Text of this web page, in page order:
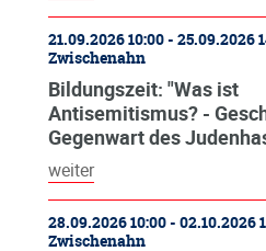
21.09.2026 10:00 - 25.09.2026
Zwischenahn
Bildungszeit: "Was ist
Antisemitismus? -
Gegenwart des
weiter
28.09.2026 10:00 - 02.10.2026
Zwischenahn